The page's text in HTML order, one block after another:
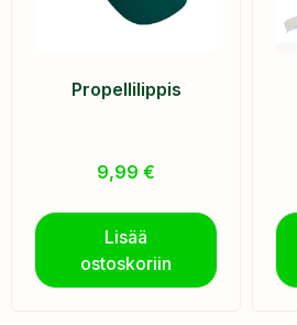
Propellilippis
9,99 €
Lisää
ostoskoriin